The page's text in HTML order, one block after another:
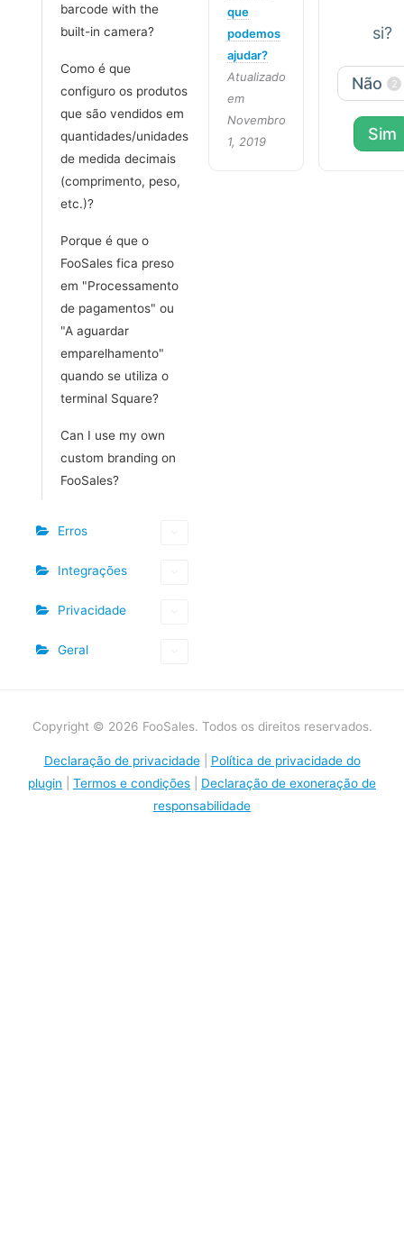
barcode with the
built-in camera?
Como é que
configuro os produtos
que são vendidos em
quantidades/unidades
de medida decimais
(comprimento, peso,
etc.)?
Porque é que o
FooSales fica preso
em "Processamento
de pagamentos" ou
"A aguardar
emparelhamento"
quando se utiliza o
terminal Square?
Can I use my own
custom branding on
FooSales?
Erros
Integrações
Privacidade
Geral
que
podemos
ajudar?
Atualizado
em
Novembro
1, 2019
si?
Não 2
Sim
Copyright © 2026 FooSales. Todos os direitos reservados.
Declaração de privacidade| Política de privacidade do
plugin
Termos e condições
Declaração de exoneração de
responsabilidade